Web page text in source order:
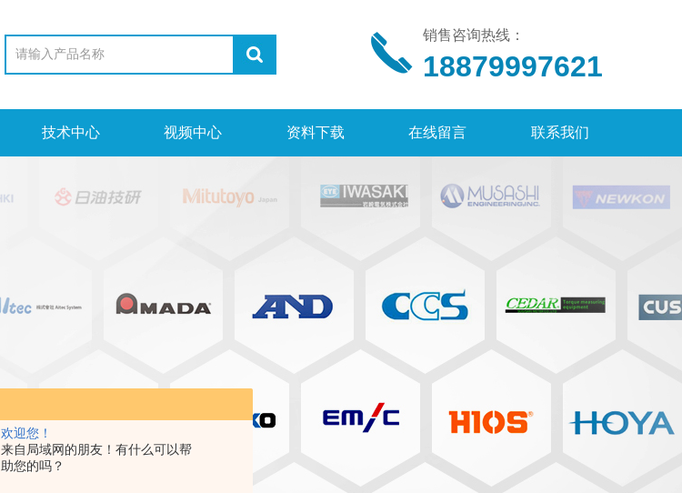
欢迎您！
来自局域网的朋友！有什么可以帮
助您的吗？
销售咨询热线：
18879997621
技术中心 视频中心 资料下载 在线留言 联系我们